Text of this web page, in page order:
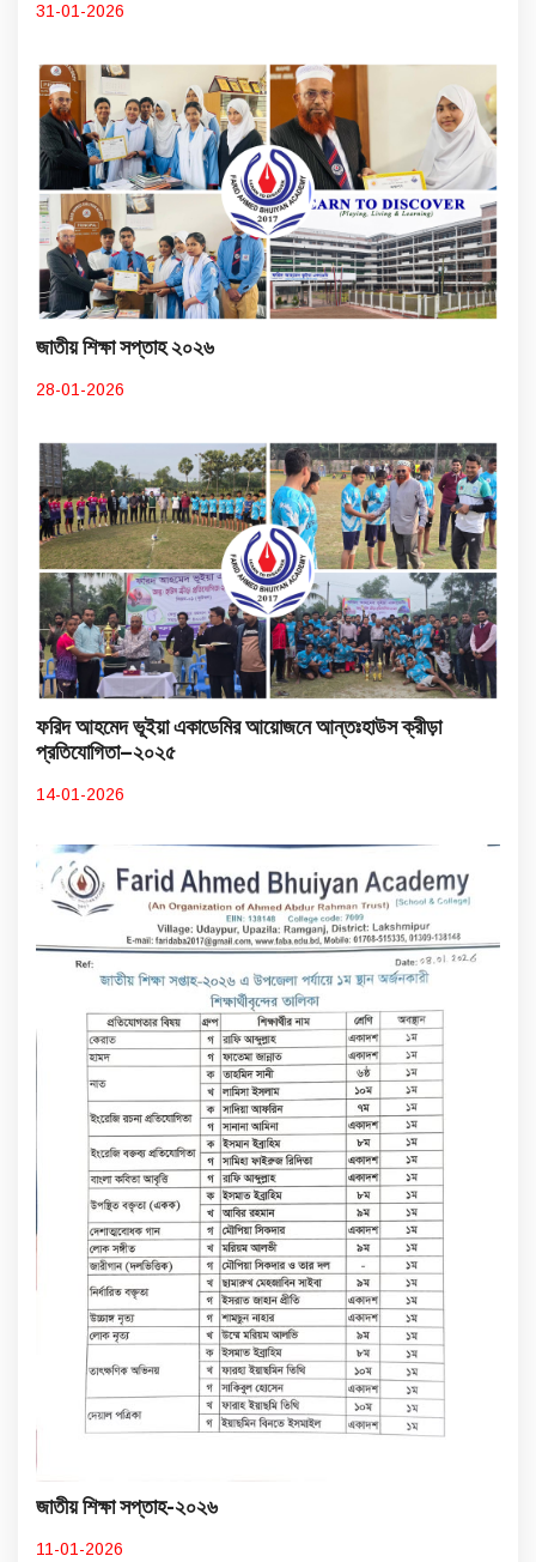
31-01-2026
জাতীয় শিক্ষা সপ্তাহ ২০২৬
28-01-2026
ফরিদ আহমেদ ভূইয়া একাডেমির আয়োজনে আন্তঃহাউস ক্রীড়া
প্রতিযোগিতা–২০২৫
14-01-2026
জাতীয় শিক্ষা সপ্তাহ-২০২৬
11-01-2026